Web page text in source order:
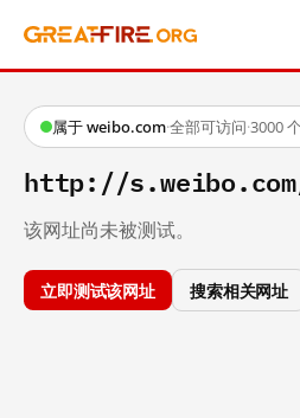
属于 weibo.com·全部可访问·3000
http://
该网址尚未被测试。
立即测试该网址 搜索相关网址